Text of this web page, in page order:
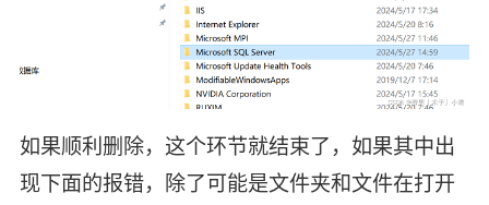
如果顺利删除，这个环节就结束了，如果其中出
现下面的报错，除了可能是文件夹和文件在打开